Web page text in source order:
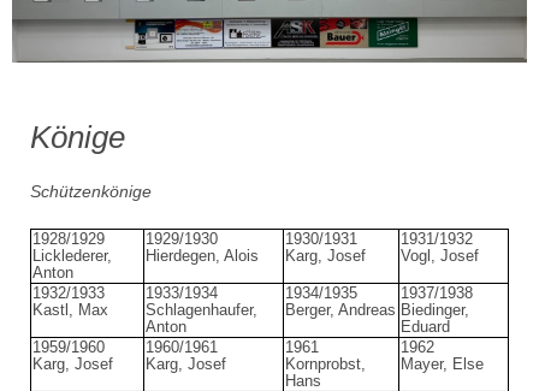
Könige
Schützenkönige
1928/1929
Licklederer,
Anton
1929/1930
Hierdegen, Alois
1930/1931
Karg, Josef
1931/1932
Vogl, Josef
1932/1933
Kastl, Max
1933/1934
Schlagenhaufer,
Anton
1934/1935
Berger, Andreas
1937/1938
Biedinger,
Eduard
1959/1960
Karg, Josef
1960/1961
Karg, Josef
1961
Kornprobst,
Hans
1962
Mayer, Else